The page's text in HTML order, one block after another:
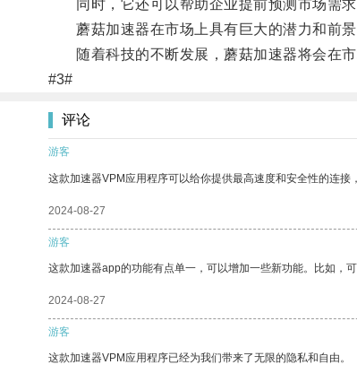
同时，它还可以帮助企业提前预测市场需求
蘑菇加速器在市场上具有巨大的潜力和前景
随着科技的不断发展，蘑菇加速器将会在市
#3#
评论
游客
这款加速器VPM应用程序可以给你提供最高速度和安全性的连接
2024-08-27
游客
这款加速器app的功能有点单一，可以增加一些新功能。比如，
2024-08-27
游客
这款加速器VPM应用程序已经为我们带来了无限的隐私和自由。